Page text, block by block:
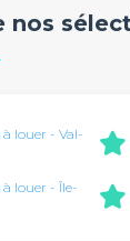
nos
à louer - Val-
à louer - Île-